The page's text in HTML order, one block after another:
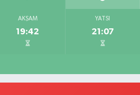
AKŞAM
19:42
YATSI
21:07